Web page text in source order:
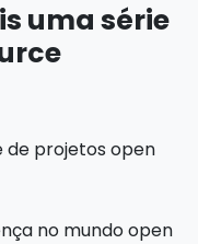
uma série
no mundo open